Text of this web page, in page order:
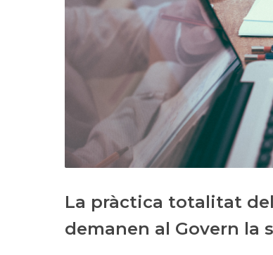
La pràctica totalitat
demanen al Govern la